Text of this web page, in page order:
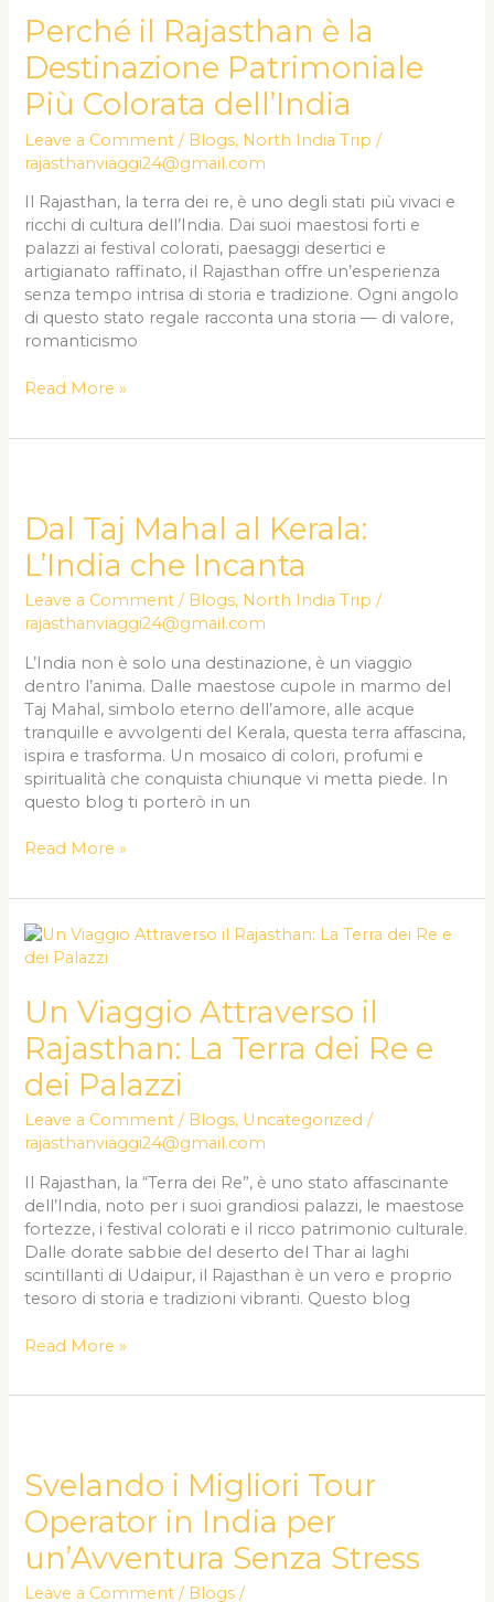
Perché il Rajasthan è la
Destinazione Patrimoniale
Più Colorata dell’India
Leave a Comment / Blogs, North India Trip /
rajasthanviaggi24@gmail.com
Il Rajasthan, la terra dei re, è uno degli stati più vivaci e
ricchi di cultura dell’India. Dai suoi maestosi forti e
palazzi ai festival colorati, paesaggi desertici e
artigianato raffinato, il Rajasthan offre un’esperienza
senza tempo intrisa di storia e tradizione. Ogni angolo
di questo stato regale racconta una storia — di valore,
romanticismo
Rajasthan
è
Destinazione
Patrimoniale
Più
Colorata
Read More »
Dal Taj Mahal al Kerala:
L’India che Incanta
Leave a Comment / Blogs, North India Trip /
rajasthanviaggi24@gmail.com
L’India non è solo una destinazione, è un viaggio
dentro l’anima. Dalle maestose cupole in marmo del
Taj Mahal, simbolo eterno dell’amore, alle acque
tranquille e avvolgenti del Kerala, questa terra affascina,
ispira e trasforma. Un mosaico di colori, profumi e
spiritualità che conquista chiunque vi metta piede. In
questo blog ti porterò in un
Mahal
al
Kerala:
L’India
che
Incanta
Read More »
Un Viaggio Attraverso il
Rajasthan: La Terra dei Re e
dei Palazzi
Leave a Comment / Blogs, Uncategorized /
rajasthanviaggi24@gmail.com
Il Rajasthan, la “Terra dei Re”, è uno stato affascinante
dell’India, noto per i suoi grandiosi palazzi, le maestose
fortezze, i festival colorati e il ricco patrimonio culturale.
Dalle dorate sabbie del deserto del Thar ai laghi
scintillanti di Udaipur, il Rajasthan è un vero e proprio
tesoro di storia e tradizioni vibranti. Questo blog
Un
Viaggio
il
Rajasthan:
La
Terra
dei
Re
e
Palazzi
Read More »
Svelando i Migliori Tour
Operator in India per
un’Avventura Senza Stress
Leave a Comment / Blogs /
Migliori
Tour
Operator
India
per